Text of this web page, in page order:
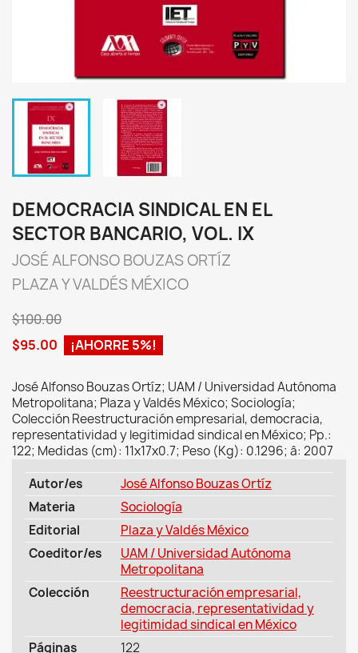
DEMOCRACIA SINDICAL EN EL
SECTOR BANCARIO, VOL. IX
JOSÉ ALFONSO BOUZAS ORTÍZ
PLAZA Y VALDÉS MÉXICO
$100.00
$95.00
¡AHORRE 5%!
José Alfonso Bouzas Ortíz; UAM / Universidad Autónoma
Metropolitana; Plaza y Valdés México; Sociología;
Colección Reestructuración empresarial, democracia,
representatividad y legitimidad sindical en México; Pp.:
122; Medidas (cm): 11x17x0.7; Peso (Kg): 0.1296; â: 2007
Autor/es
José Alfonso Bouzas Ortíz
Materia
Sociología
Editorial
Plaza y Valdés México
Coeditor/es
UAM / Universidad Autónoma
Metropolitana
Colección
Reestructuración empresarial,
democracia, representatividad y
legitimidad sindical en México
Páginas
122